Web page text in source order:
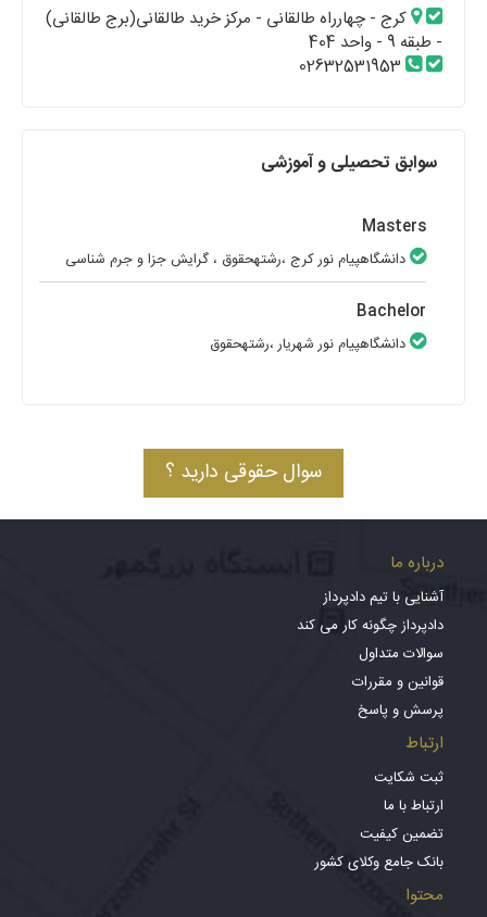
کرج - چهارراه طالقانی - مرکز خرید طالقانی(برج طالقانی)
- طبقه 9 - واحد 404
02632531953
سوابق تحصیلی و آموزشی
Masters
دانشگاهپیام نور کرج ،رشتهحقوق ، گرایش جزا و جرم شناسی
Bachelor
دانشگاهپیام نور شهریار ،رشتهحقوق
سوال حقوقی دارید ؟
درباره ما
آشنایی با تیم دادپرداز
دادپرداز چگونه کار می کند
سوالات متداول
قوانین و مقررات
پرسش و پاسخ
ارتباط
ثبت شکایت
ارتباط با ما
تضمین کیفیت
بانک جامع وکلای کشور
محتوا